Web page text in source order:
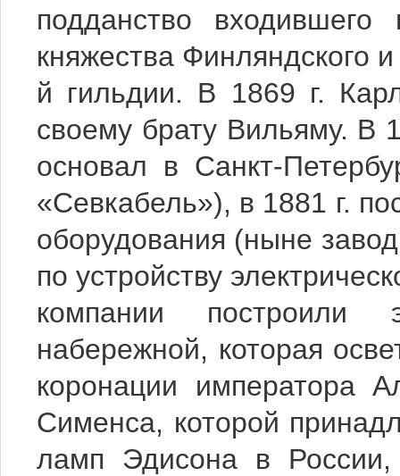
подданство
княжества Финляндского
й гильдии. В 1869 г.
своему брату Вильяму. В
основал в Санкт-
«Севкабель»), в 1881 г.
оборудования (ныне
по устройству
компании построили
набережной, которая
коронации императора
Сименса, которой
ламп Эдисона в